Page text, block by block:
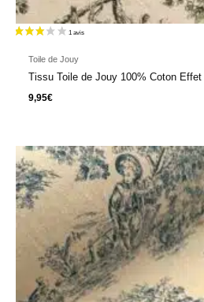
Toile de Jouy
Tissu Toile de Jouy 100% Coton Effet
9,95€